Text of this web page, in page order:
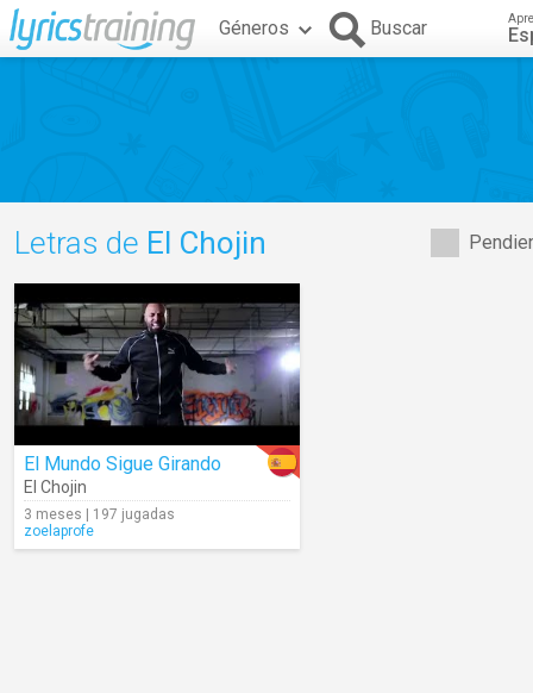
Géneros Buscar
Letras de El Chojin
El Mundo Sigue Girando
El Chojin
3 meses | 197 jugadas
zoelaprofe